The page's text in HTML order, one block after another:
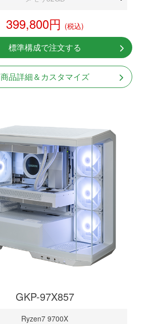
NVMeSSD 1TB
無線LAN Bluetooth対応
Windows11 Home 64bit
399,800円 (税込)
標準構成で注文する
商品詳細＆カスタマイズ
GKP-97X857
Ryzen7 9700X